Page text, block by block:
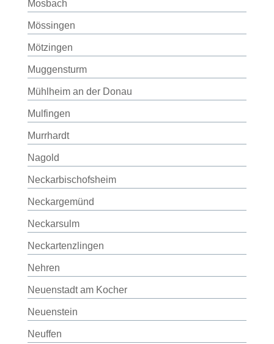
Mosbach
Mössingen
Mötzingen
Muggensturm
Mühlheim an der Donau
Mulfingen
Murrhardt
Nagold
Neckarbischofsheim
Neckargemünd
Neckarsulm
Neckartenzlingen
Nehren
Neuenstadt am Kocher
Neuenstein
Neuffen